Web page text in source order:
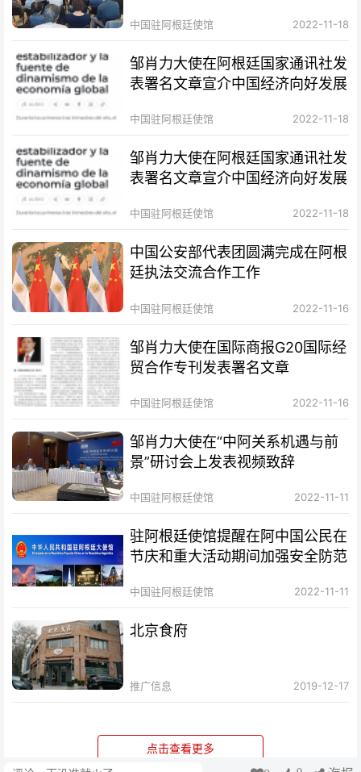
中国驻阿根廷使馆 2022-11-18
邹肖力大使在阿根廷国家通讯社发
表署名文章宣介中国经济向好发展
中国驻阿根廷使馆 2022-11-18
邹肖力大使在阿根廷国家通讯社发
表署名文章宣介中国经济向好发展
中国驻阿根廷使馆 2022-11-18
中国公安部代表团圆满完成在阿根
廷执法交流合作工作
中国驻阿根廷使馆 2022-11-16
邹肖力大使在国际商报G20国际经
贸合作专刊发表署名文章
中国驻阿根廷使馆 2022-11-16
邹肖力大使在“中阿关系机遇与前
景”研讨会上发表视频致辞
中国驻阿根廷使馆 2022-11-11
驻阿根廷使馆提醒在阿中国公民在
节庆和重大活动期间加强安全防范
中国驻阿根廷使馆 2022-11-11
北京食府
推广信息 2019-12-17
点击查看更多